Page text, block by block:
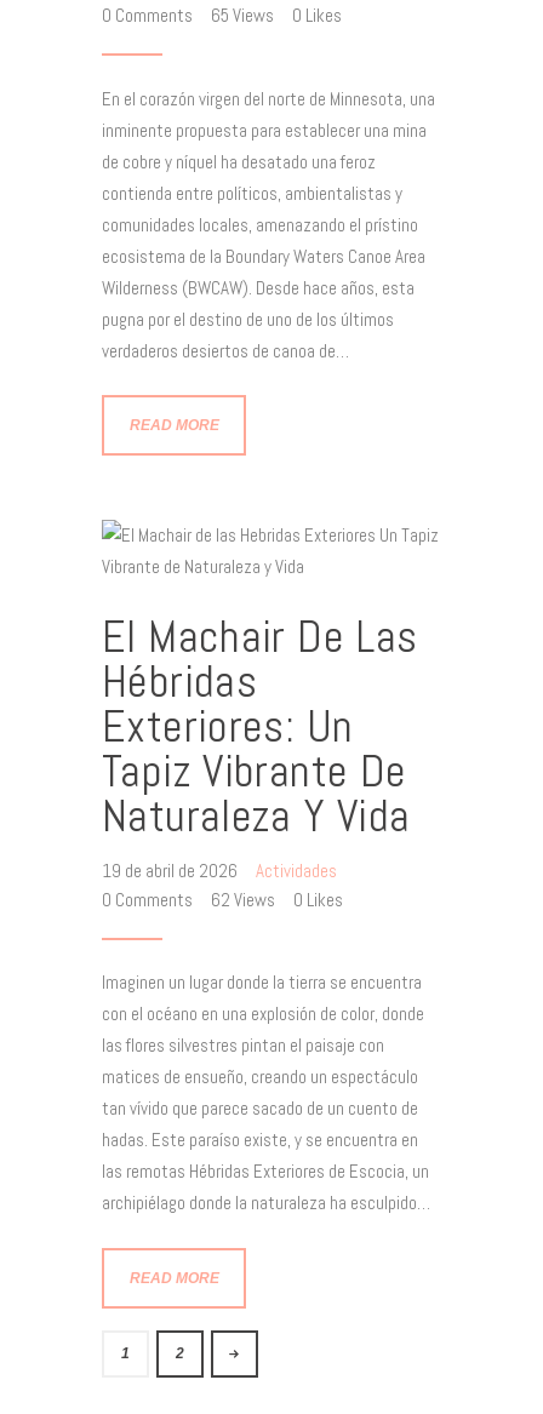
0 Comments 65 Views 0 Likes
En el corazón virgen del norte de Minnesota, una
inminente propuesta para establecer una mina
de cobre y níquel ha desatado una feroz
contienda entre políticos, ambientalistas y
comunidades locales, amenazando el prístino
ecosistema de la Boundary Waters Canoe Area
Wilderness (BWCAW). Desde hace años, esta
pugna por el destino de uno de los últimos
verdaderos desiertos de canoa de…
READ MORE
El Machair De Las
Hébridas
Exteriores: Un
Tapiz Vibrante De
Naturaleza Y Vida
19 de abril de 2026
Actividades
0 Comments 62 Views 0 Likes
Imaginen un lugar donde la tierra se encuentra
con el océano en una explosión de color, donde
las flores silvestres pintan el paisaje con
matices de ensueño, creando un espectáculo
tan vívido que parece sacado de un cuento de
hadas. Este paraíso existe, y se encuentra en
las remotas Hébridas Exteriores de Escocia, un
archipiélago donde la naturaleza ha esculpido…
READ MORE
1 2